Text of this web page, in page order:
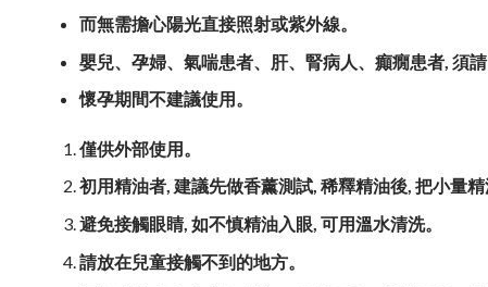
而無需擔心陽光直接照射或紫外線。
嬰兒、孕婦、氣喘患者、肝、腎病人、癲癇患者, 須
懷孕期間不建議使用。
僅供外部使用。
初用精油者, 建議先做香薰測試, 稀釋精油後, 把小量
避免接觸眼睛, 如不慎精油入眼, 可用溫水清洗。
請放在兒童接觸不到的地方。